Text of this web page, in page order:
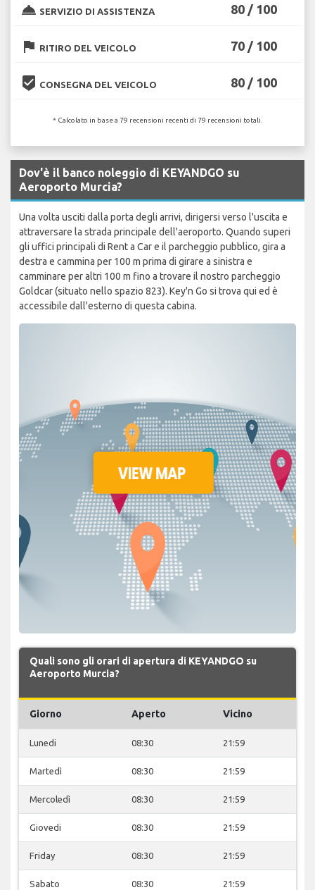
room_service SERVIZIO DI ASSISTENZA 80 / 100
flag RITIRO DEL VEICOLO 70 / 100
beenhere CONSEGNA DEL VEICOLO 80 / 100
* Calcolato in base a 79 recensioni recenti di 79 recensioni totali.
Dov'è il banco noleggio di KEYANDGO su
Aeroporto Murcia?
Una volta usciti dalla porta degli arrivi, dirigersi verso l'uscita e
attraversare la strada principale dell'aeroporto. Quando superi
gli uffici principali di Rent a Car e il parcheggio pubblico, gira a
destra e cammina per 100 m prima di girare a sinistra e
camminare per altri 100 m fino a trovare il nostro parcheggio
Goldcar (situato nello spazio 823). Key'n Go si trova qui ed è
accessibile dall'esterno di questa cabina.
Quali sono gli orari di apertura di KEYANDGO su
Aeroporto Murcia?
Giorno Aperto Vicino
Lunedi 08:30 21:59
Martedì 08:30 21:59
Mercoledì 08:30 21:59
Giovedi 08:30 21:59
Friday 08:30 21:59
Sabato 08:30 21:59